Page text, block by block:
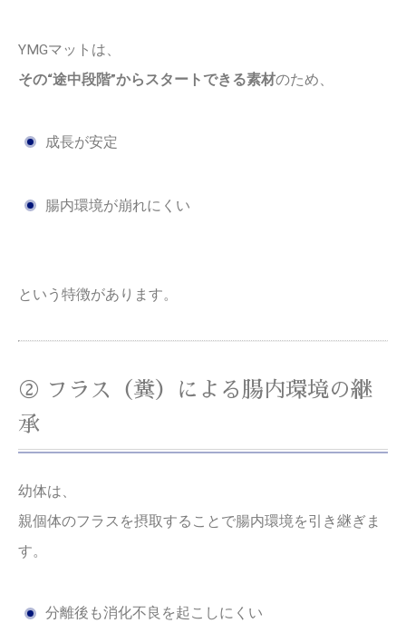
YMGマットは、
その“途中段階”からスタートできる素材のため、
成長が安定
腸内環境が崩れにくい
という特徴があります。
② フラス（糞）による腸内環境の継
承
幼体は、
親個体のフラスを摂取することで腸内環境を引き継ぎま
す。
分離後も消化不良を起こしにくい